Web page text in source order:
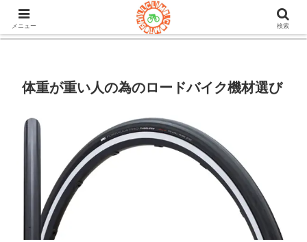
105ヒルクライム.comはロードバイク&グラベルのブログ。機材や
チューブレスタイヤのインプレや房総半島ライドの情報など。
体重が重い人の為のロードバイク機材選び
メニュー 検索